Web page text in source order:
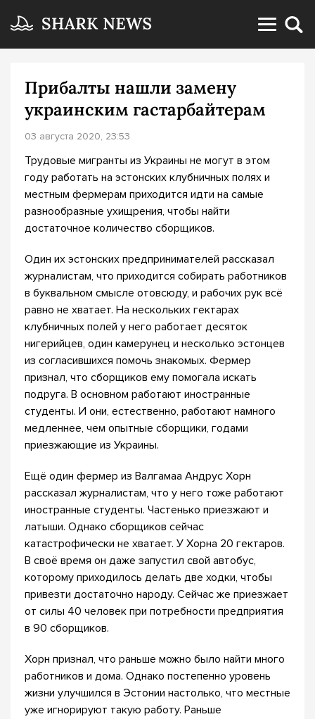
Прибалты нашли замену
украинским гастарбайтерам
03 августа 2020, 23:53
Трудовые мигранты из Украины не могут в этом
году работать на эстонских клубничных полях и
местным фермерам приходится идти на самые
разнообразные ухищрения, чтобы найти
достаточное количество сборщиков.
Один их эстонских предпринимателей рассказал
журналистам, что приходится собирать работников
в буквальном смысле отовсюду, и рабочих рук всё
равно не хватает. На нескольких гектарах
клубничных полей у него работает десяток
нигерийцев, один камерунец и несколько эстонцев
из согласившихся помочь знакомых. Фермер
признал, что сборщиков ему помогала искать
подруга. В основном работают иностранные
студенты. И они, естественно, работают намного
медленнее, чем опытные сборщики, годами
приезжающие из Украины.
Ещё один фермер из Валгамаа Андрус Хорн
рассказал журналистам, что у него тоже работают
иностранные студенты. Частенько приезжают и
латыши. Однако сборщиков сейчас
катастрофически не хватает. У Хорна 20 гектаров.
В своё время он даже запустил свой автобус,
которому приходилось делать две ходки, чтобы
привезти достаточно народу. Сейчас же приезжает
от силы 40 человек при потребности предприятия
в 90 сборщиков.
Хорн признал, что раньше можно было найти много
работников и дома. Однако постепенно уровень
жизни улучшился в Эстонии настолько, что местные
уже игнорируют такую работу. Раньше